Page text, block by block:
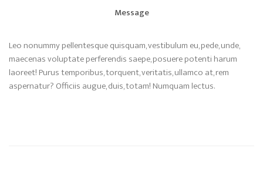
Message
Leo nonummy pellentesque quisquam, vestibulum eu, pede, unde,
maecenas voluptate perferendis saepe, posuere potenti harum
laoreet! Purus temporibus, torquent, veritatis, ullamco at, rem
aspernatur? Officiis augue, duis, totam! Numquam lectus.